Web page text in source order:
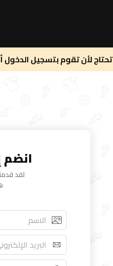
تحتاج لأن تقوم بتسجيل الدخول
انضم
لقد